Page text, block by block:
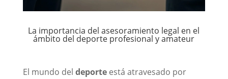
La importancia del asesoramiento legal en el
ámbito del deporte profesional y amateur
El mundo del deporteestá atravesado por